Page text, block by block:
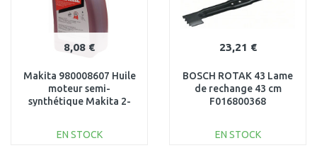
8,08 €
Makita 980008607 Huile
moteur semi-
synthétique Makita 2-
EN STOCK
23,21 €
BOSCH ROTAK 43 Lame
de rechange 43 cm
F016800368
EN STOCK